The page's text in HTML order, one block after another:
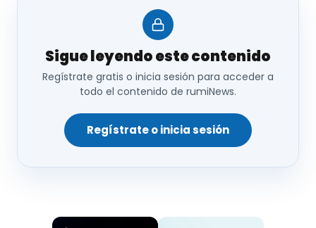
2016/1012
recoge la definición de raza amenazada
aquella raza autóctona reconocida en
situación de amenaza por un Estado miembro,
Sigue leyendo este contenido
Regístrate gratis o inicia sesión para acceder a
todo el contenido de rumiNews.
Regístrate o inicia sesión